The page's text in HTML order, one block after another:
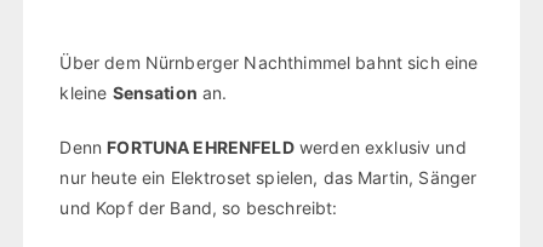
Über dem Nürnberger Nachthimmel bahnt sich eine
kleine Sensation an.
Denn FORTUNA EHRENFELDwerden exklusiv und
nur heute ein Elektroset spielen, das Martin, Sänger
und Kopf der Band, so beschreibt: